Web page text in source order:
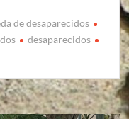
de desaparecidos
desaparecidos